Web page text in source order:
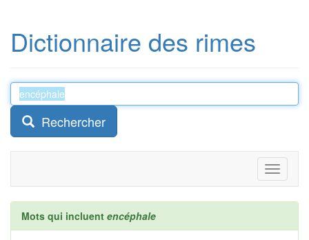
Dictionnaire des rimes
Rechercher
Toggle
Mots qui incluent encéphale